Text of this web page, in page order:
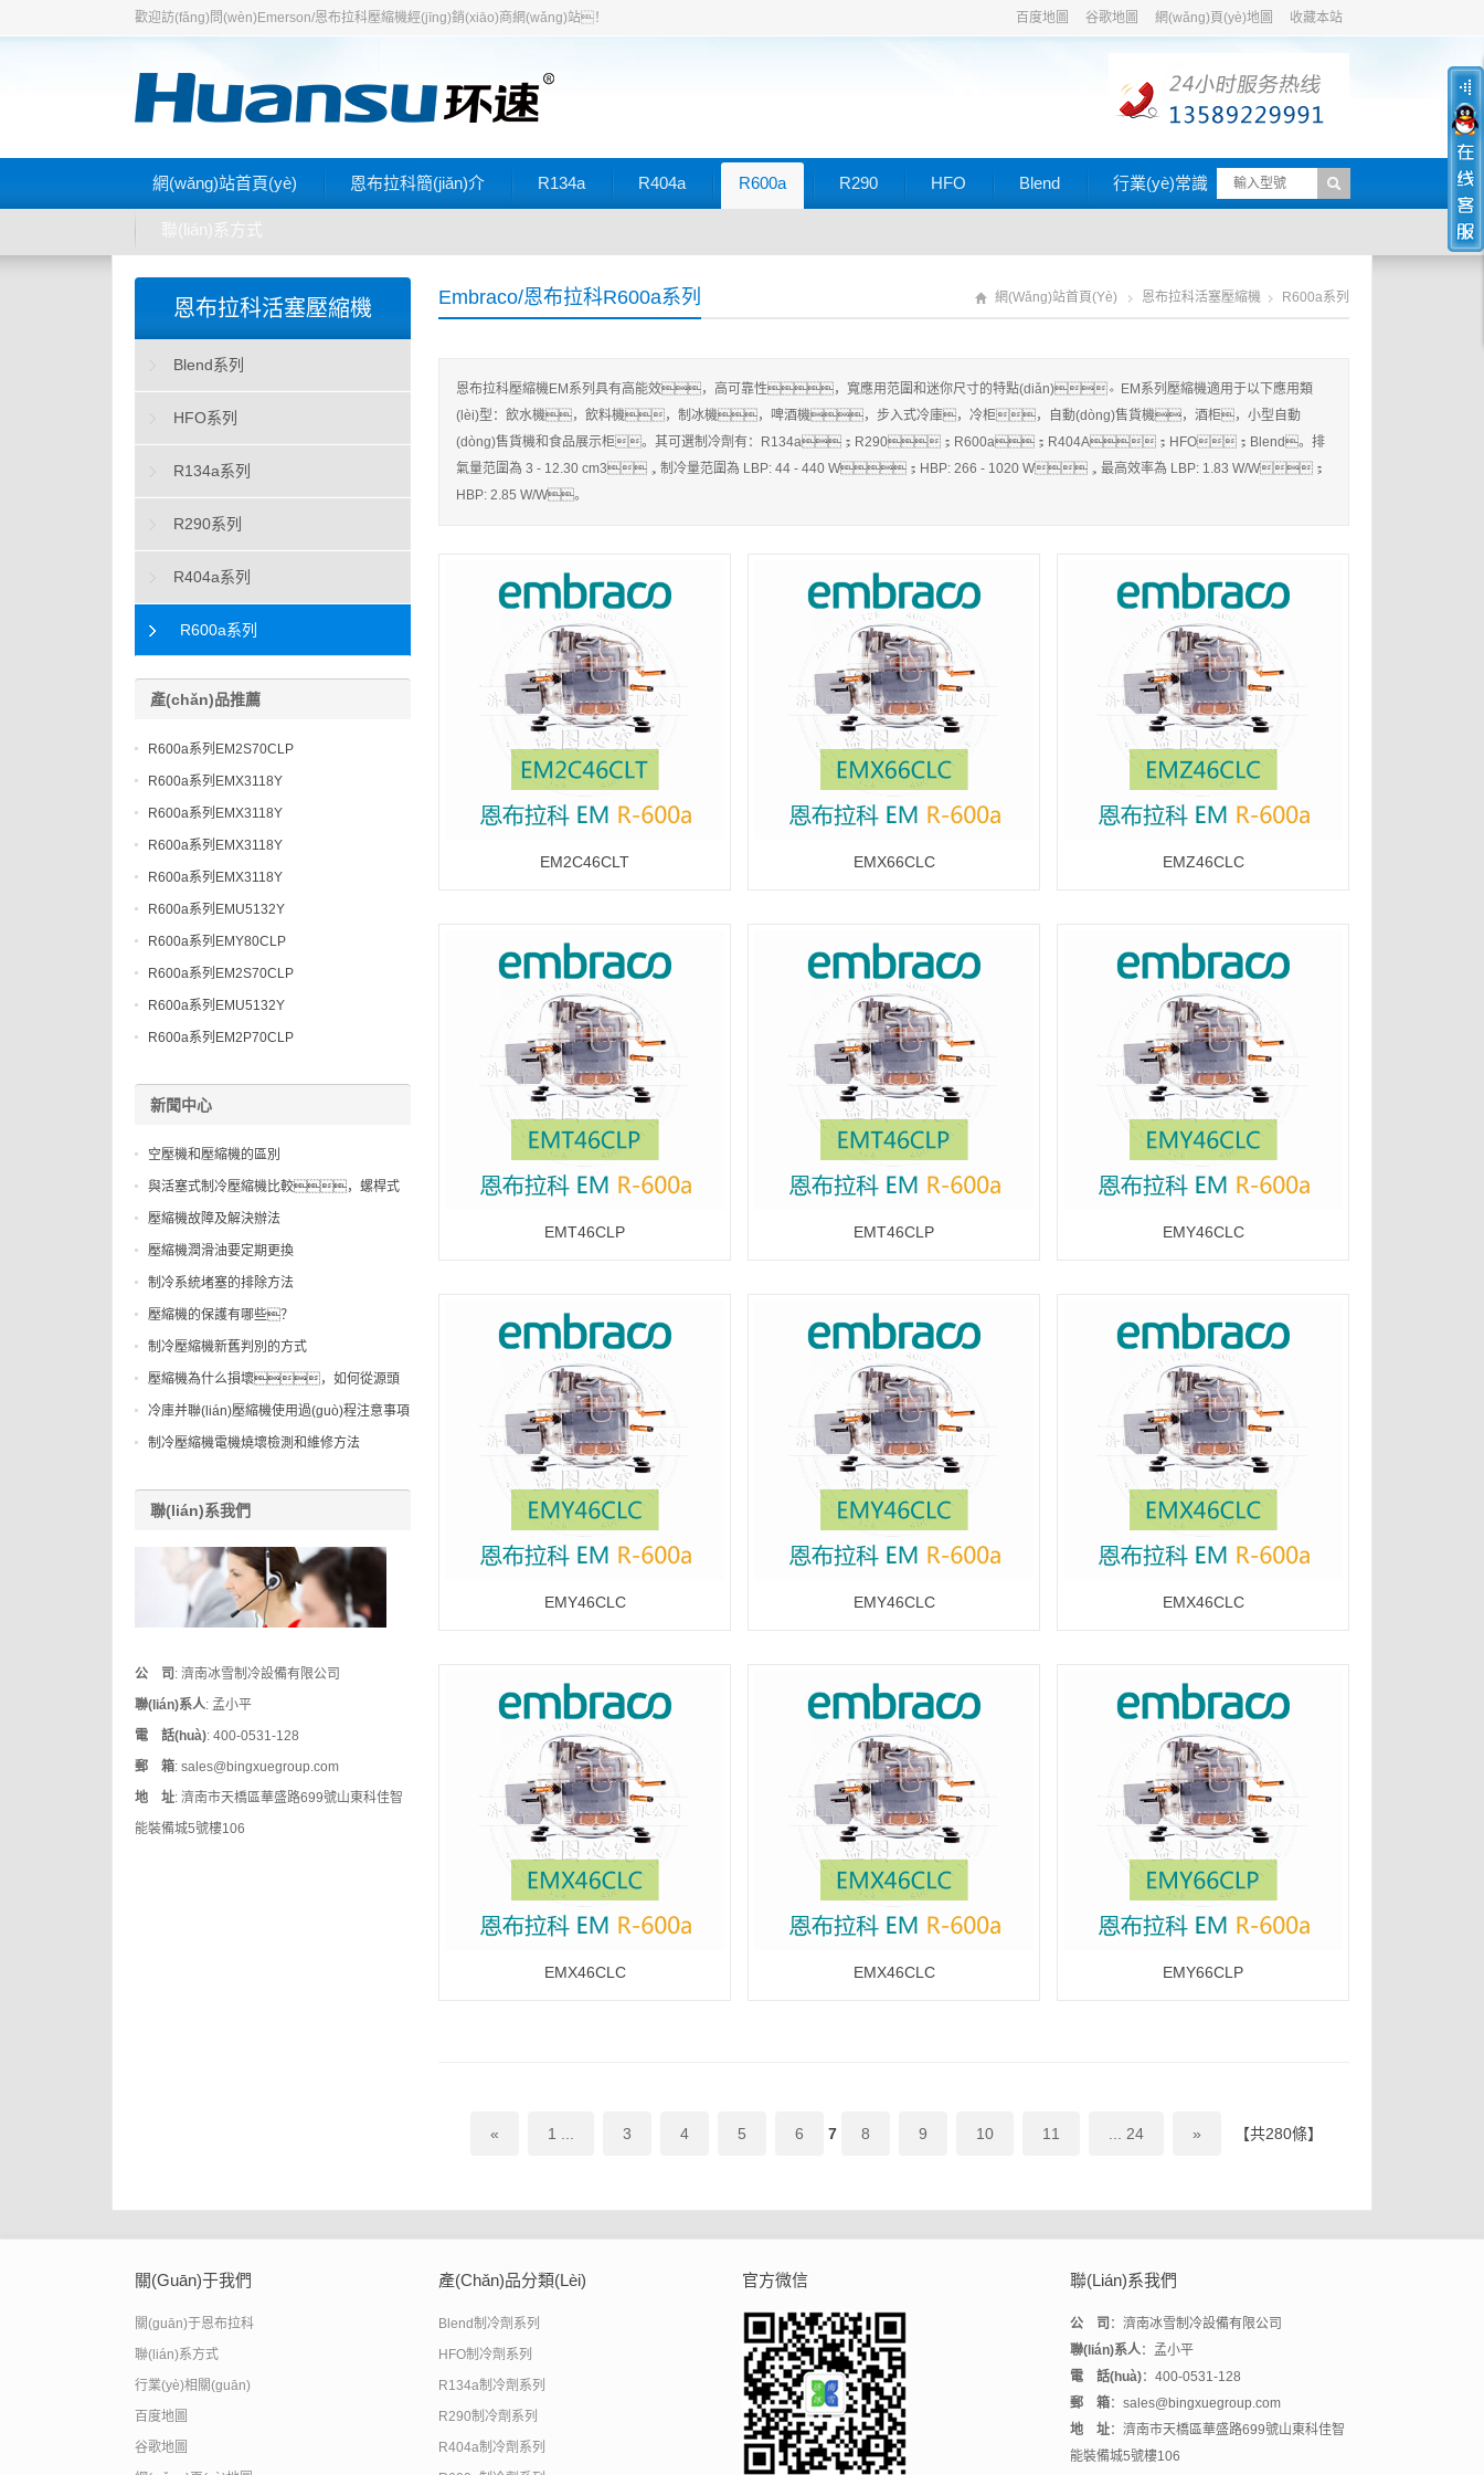
歡迎訪(fǎng)問(wèn)Emerson/恩布拉科壓縮機經(jīng)銷(xiāo)商網(wǎng)站！ 百度地圖 谷歌地圖 網(wǎng)頁(yè)地圖 收藏本站
網(wǎng)站首頁(yè) 恩布拉科簡(jiǎn)介 R134a R404a R600a R290 HFO Blend 行業(yè)常識
聯(lián)系方式
Embraco/恩布拉科R600a系列 網(wǎng)站首頁(yè) 恩布拉科活塞壓縮機 R600a系列
恩布拉科壓縮機EM系列具有高能效，高可靠性，寬應用范圍和迷你尺寸的特點(diǎn)。EM系列壓縮機適用于以下應用類
(lèi)型：飲水機，飲料機，制冰機，啤酒機，步入式冷庫，冷柜，自動(dòng)售貨機，酒柜，小型自動
(dòng)售貨機和食品展示柜。其可選制冷劑有：R134a；R290；R600a；R404A；HFO；Blend。排
氣量范圍為 3 - 12.30 cm3，制冷量范圍為 LBP: 44 - 440 W；HBP: 266 - 1020 W，最高效率為 LBP: 1.83 W/W；
HBP: 2.85 W/W。
EM2C46CLT EMX66CLC EMZ46CLC
EMT46CLP EMT46CLP EMY46CLC
EMY46CLC EMY46CLC EMX46CLC
EMX46CLC EMX46CLC EMY66CLP
« 1 ... 3 4 5 6 7 8 9 10 11 ... 24 » 【共280條】
恩布拉科活塞壓縮機
Blend系列
HFO系列
R134a系列
R290系列
R404a系列
R600a系列
產(chǎn)品推薦
R600a系列EM2S70CLP
R600a系列EMX3118Y
R600a系列EMX3118Y
R600a系列EMX3118Y
R600a系列EMX3118Y
R600a系列EMU5132Y
R600a系列EMY80CLP
R600a系列EM2S70CLP
R600a系列EMU5132Y
R600a系列EM2P70CLP
新聞中心
空壓機和壓縮機的區別
與活塞式制冷壓縮機比較，螺桿式
制冷...
壓縮機故障及解決辦法
壓縮機潤滑油要定期更換
制冷系統堵塞的排除方法
壓縮機的保護有哪些？
制冷壓縮機新舊判別的方式
壓縮機為什么損壞，如何從源頭
預防，...
冷庫并聯(lián)壓縮機使用過(guò)程注意事項
制冷壓縮機電機燒壞檢測和維修方法
聯(lián)系我們
公 司 : 濟南冰雪制冷設備有限公司
聯(lián)系人: 孟小平
電 話(huà): 400-0531-128
郵 箱: sales@bingxuegroup.com
地 址: 濟南市天橋區華盛路699號山東科佳智
能裝備城5號樓106
關(guān)于我們
關(guān)于恩布拉科
聯(lián)系方式
行業(yè)相關(guān)
百度地圖
谷歌地圖
產(chǎn)品分類(lèi)
Blend制冷劑系列
HFO制冷劑系列
R134a制冷劑系列
R290制冷劑系列
R404a制冷劑系列
官方微信 聯(lián)系我們
公 司 ：濟南冰雪制冷設備有限公司
聯(lián)系人：孟小平
電 話(huà)：400-0531-128
郵 箱：sales@bingxuegroup.com
地 址：濟南市天橋區華盛路699號山東科佳智
能裝備城5號樓106